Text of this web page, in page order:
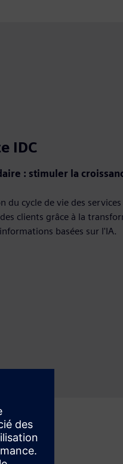
IDC
: stimuler la
du cycle de vie des
clients grâce à la
basées sur l'IA.